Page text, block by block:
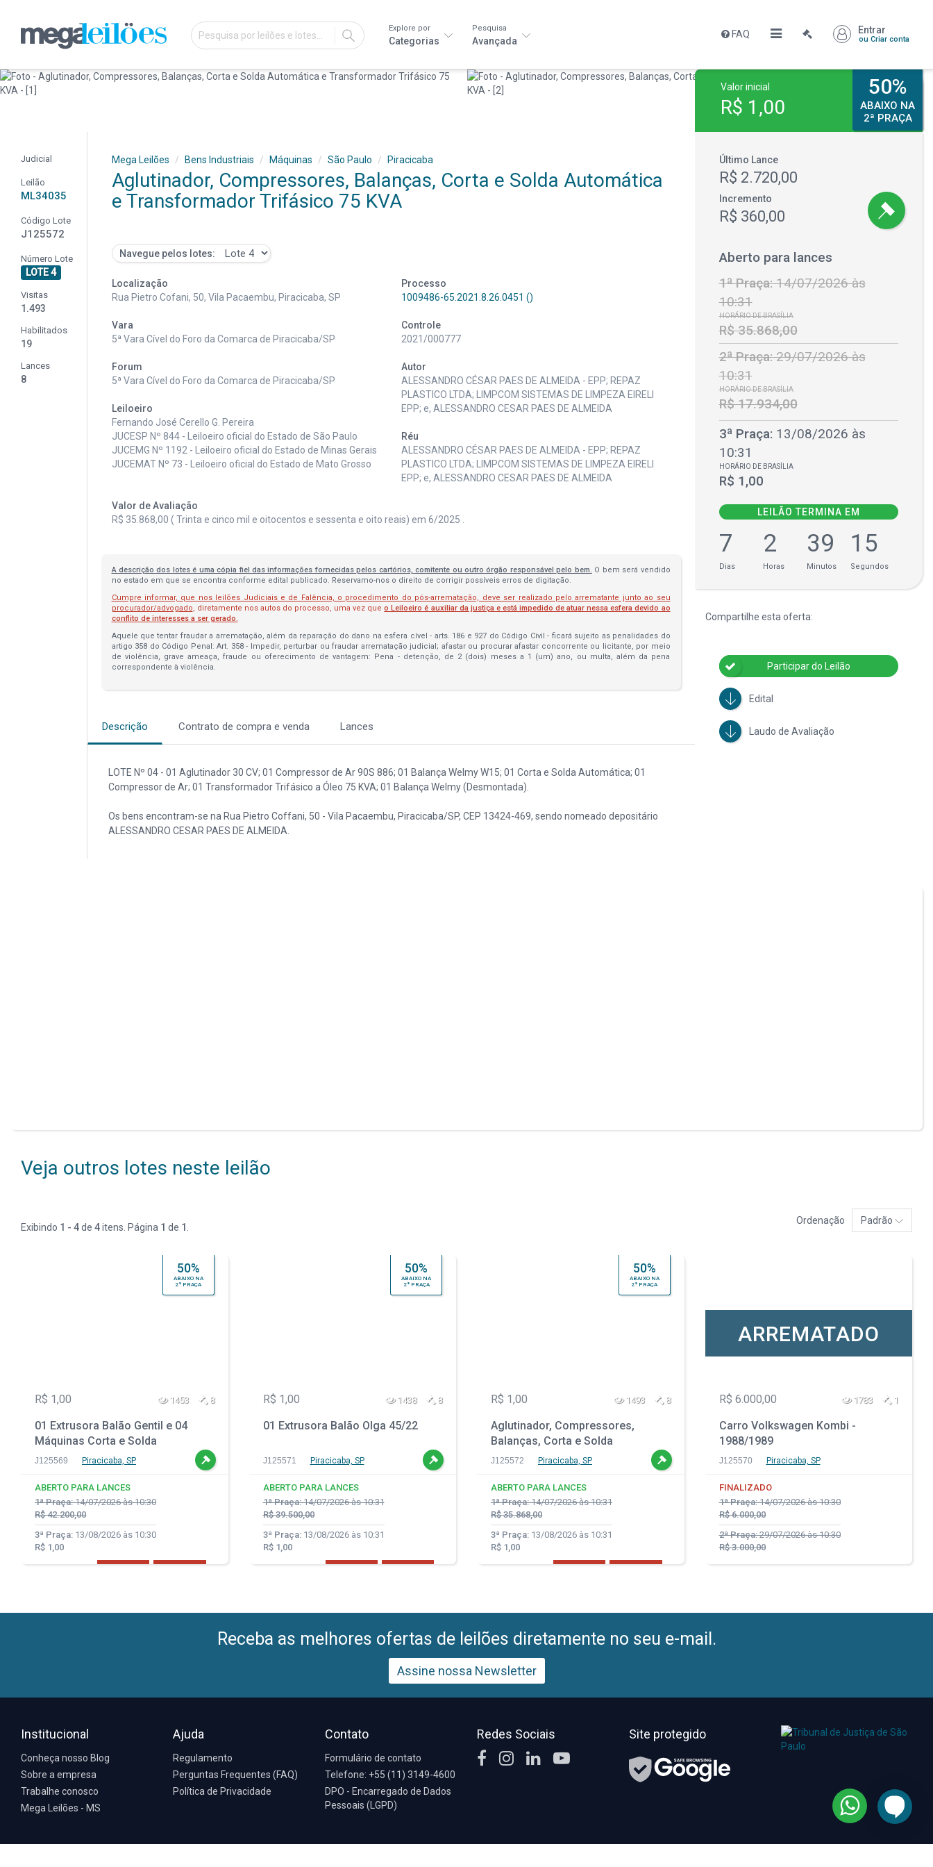
IR
Explore por
Categorias
Pesquisa
Avançada
FAQ Entrar
ou Criar conta
50%
ABAIXO NA
2ª PRAÇA
Valor inicial
R$ 1,00
Judicial
Leilão
ML34035
Código Lote
J125572
Número Lote
LOTE 4
Visitas
1.493
Habilitados
19
Lances
8
Mega Leilões Bens Industriais Máquinas São Paulo Piracicaba
Aglutinador, Compressores, Balanças, Corta e Solda Automática
e Transformador Trifásico 75 KVA
Navegue pelos lotes:
Localização
Rua Pietro Cofani, 50, Vila Pacaembu, Piracicaba, SP
Vara
5ª Vara Cível do Foro da Comarca de Piracicaba/SP
Forum
5ª Vara Cível do Foro da Comarca de Piracicaba/SP
Leiloeiro
Fernando José Cerello G. Pereira
JUCESP Nº 844 - Leiloeiro oficial do Estado de São Paulo
JUCEMG Nº 1192 - Leiloeiro oficial do Estado de Minas Gerais
JUCEMAT Nº 73 - Leiloeiro oficial do Estado de Mato Grosso
Processo
1009486-65.2021.8.26.0451 ()
Controle
2021/000777
Autor
ALESSANDRO CÉSAR PAES DE ALMEIDA - EPP; REPAZ
PLASTICO LTDA; LIMPCOM SISTEMAS DE LIMPEZA EIRELI
EPP; e, ALESSANDRO CESAR PAES DE ALMEIDA
Réu
ALESSANDRO CÉSAR PAES DE ALMEIDA - EPP; REPAZ
PLASTICO LTDA; LIMPCOM SISTEMAS DE LIMPEZA EIRELI
EPP; e, ALESSANDRO CESAR PAES DE ALMEIDA
Valor de Avaliação
R$ 35.868,00 ( Trinta e cinco mil e oitocentos e sessenta e oito reais) em 6/2025 .
A descrição dos lotes é uma cópia fiel das informações fornecidas pelos cartórios, comitente ou outro órgão responsável pelo bem. O bem será vendido
no estado em que se encontra conforme edital publicado. Reservamo-nos o direito de corrigir possíveis erros de digitação.
Cumpre informar, que nos leilões Judiciais e de Falência, o procedimento do pós-arrematação, deve ser realizado pelo arrematante junto ao seu
procurador/advogado, diretamente nos autos do processo, uma vez queo Leiloeiro é auxiliar da justiça e está impedido de atuar nessa esfera devido ao
conflito de interesses a ser gerado.
Aquele que tentar fraudar a arrematação, além da reparação do dano na esfera cível - arts. 186 e 927 do Código Civil - ficará sujeito as penalidades do
artigo 358 do Código Penal: Art. 358 - Impedir, perturbar ou fraudar arrematação judicial; afastar ou procurar afastar concorrente ou licitante, por meio
de violência, grave ameaça, fraude ou oferecimento de vantagem: Pena - detenção, de 2 (dois) meses a 1 (um) ano, ou multa, além da pena
correspondente à violência.
Descrição Contrato de compra e venda Lances
LOTE Nº 04 - 01 Aglutinador 30 CV; 01 Compressor de Ar 90S 886; 01 Balança Welmy W15; 01 Corta e Solda Automática; 01
Compressor de Ar; 01 Transformador Trifásico a Óleo 75 KVA; 01 Balança Welmy (Desmontada).
Os bens encontram-se na Rua Pietro Coffani, 50 - Vila Pacaembu, Piracicaba/SP, CEP 13424-469, sendo nomeado depositário
ALESSANDRO CESAR PAES DE ALMEIDA.
Último Lance
R$ 2.720,00
Incremento
R$ 360,00
Aberto para lances
1ª Praça:14/07/2026 às
10:31
HORÁRIO DE BRASÍLIA
R$ 35.868,00
2ª Praça:29/07/2026 às
10:31
HORÁRIO DE BRASÍLIA
R$ 17.934,00
3ª Praça: 13/08/2026 às
10:31
HORÁRIO DE BRASÍLIA
R$ 1,00
LEILÃO TERMINA EM
7
Dias
2
Horas
39
Minutos
14
Segundos
Compartilhe esta oferta:
Participar do Leilão
Edital
Laudo de Avaliação
Veja outros lotes neste leilão
Exibindo 1 - 4de 4itens. Página 1 de 1
Ordenação Padrão
50%
ABAIXO NA
2ª PRAÇA
R$ 1,00 1453 8
01 Extrusora Balão Gentil e 04
Máquinas Corta e Solda
J125569 Piracicaba, SP
ABERTO PARA LANCES
1ª Praça:14/07/2026 às 10:30
R$ 42.200,00
3ª Praça: 13/08/2026 às 10:30
R$ 1,00
50%
ABAIXO NA
2ª PRAÇA
R$ 1,00 1438 8
01 Extrusora Balão Olga 45/22
J125571 Piracicaba, SP
ABERTO PARA LANCES
1ª Praça:14/07/2026 às 10:31
R$ 39.500,00
3ª Praça:13/08/2026 às 10:31
R$ 1,00
50%
ABAIXO NA
2ª PRAÇA
R$ 1,00 1493 8
Aglutinador, Compressores,
Balanças, Corta e Solda
Automática e Transformador
J125572 Piracicaba, SP
ABERTO PARA LANCES
1ª Praça:14/07/2026 às 10:31
R$ 35.868,00
3ª Praça: 13/08/2026 às 10:31
R$ 1,00
ARREMATADO
R$ 6.000,00 1783 1
Carro Volkswagen Kombi -
1988/1989
J125570 Piracicaba, SP
FINALIZADO
1ª Praça:14/07/2026 às 10:30
R$ 6.000,00
2ª Praça:29/07/2026 às 10:30
R$ 3.000,00
Receba as melhores ofertas de leilões diretamente no seu e-mail.
Assine nossa Newsletter
Institucional
Conheça nosso Blog
Sobre a empresa
Trabalhe conosco
Mega Leilões - MS
Ajuda
Regulamento
Perguntas Frequentes (FAQ)
Política de Privacidade
Contato
Formulário de contato
Telefone: +55 (11) 3149-4600
DPO - Encarregado de Dados
Pessoais (LGPD)
Redes Sociais Site protegido